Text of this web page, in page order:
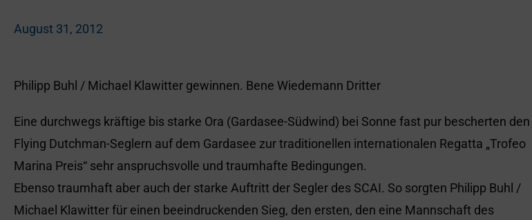
August 31, 2012
Philipp Buhl / Michael Klawitter gewinnen. Bene Wiedemann Dritter
Eine durchwegs kräftige bis starke Ora (Gardasee-Südwind) bei Sonne fast pur bescherten den
Flying Dutchman-Seglern auf dem Gardasee zur traditionellen internationalen Regatta „Trofeo
Marina Preis“ sehr anspruchsvolle und traumhafte Bedingungen.
Ebenso traumhaft aber auch der starke Auftritt der Segler des SCAI. So sorgten Philipp Buhl /
Michael Klawitter für einen beeindruckenden Sieg, den ersten, den eine Mannschaft des